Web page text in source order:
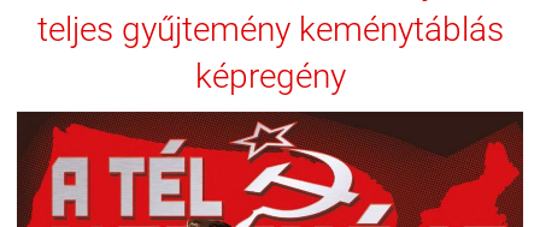
teljes gyűjtemény keménytáblás
képregény